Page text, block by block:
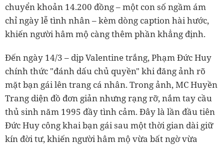
chuyển khoản 14.200 đồng – một con số ngầm ám
chỉ ngày lễ tình nhân – kèm dòng caption hài hước,
khiến người hâm mộ càng thêm phần khẳng định.
Đến ngày 14/3 – dịp Valentine trắng, Phạm Đức Huy
chính thức "đánh dấu chủ quyền" khi đăng ảnh rõ
mặt bạn gái lên trang cá nhân. Trong ảnh, MC Huyền
Trang diện đồ đơn giản nhưng rạng rỡ, nắm tay cầu
thủ sinh năm 1995 đầy tình cảm. Đây là lần đầu tiên
Đức Huy công khai bạn gái sau một thời gian dài giữ
kín đời tư, khiến người hâm mộ vừa bất ngờ vừa